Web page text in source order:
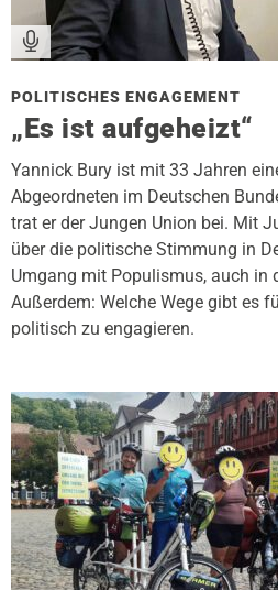
POLITISCHES ENGAGEMENT
„Es ist aufgeheizt“
Yannick Bury ist mit 33 Jahren
Abgeordneten im Deutschen
trat er der Jungen Union bei. Mit
über die politische Stimmung in
Umgang mit Populismus, auch in
Außerdem: Welche Wege gibt es
politisch zu engagieren.